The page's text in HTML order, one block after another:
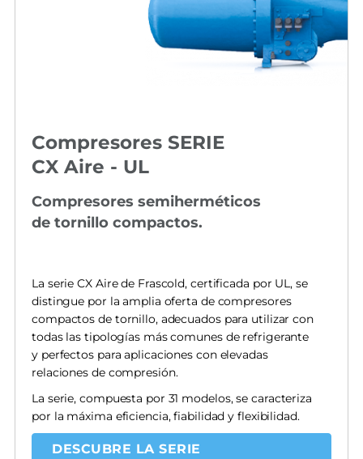
Compresores SERIE
CX Aire - UL
Compresores semiherméticos
de tornillo compactos.
La serie CX Aire de Frascold, certificada por UL, se
distingue por la amplia oferta de compresores
compactos de tornillo, adecuados para utilizar con
todas las tipologías más comunes de refrigerante
y perfectos para aplicaciones con elevadas
relaciones de compresión.
La serie, compuesta por 31 modelos, se caracteriza
por la máxima eficiencia, fiabilidad y flexibilidad.
DESCUBRE LA SERIE